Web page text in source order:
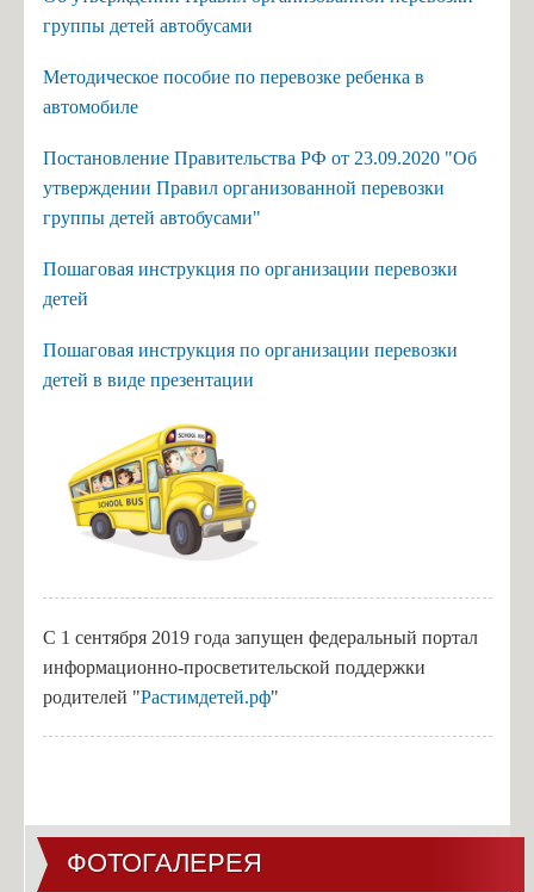
группы детей автобусами
Методическое пособие по перевозке ребенка в
автомобиле
Постановление Правительства РФ от 23.09.2020 "Об
утверждении Правил организованной перевозки
группы детей автобусами"
Пошаговая инструкция по организации перевозки
детей
Пошаговая инструкция по организации перевозки
детей в виде презентации
С 1 сентября 2019 года запущен федеральный портал
информационно-просветительской поддержки
родителей "Растимдетей.рф"
ФОТОГАЛЕРЕЯ